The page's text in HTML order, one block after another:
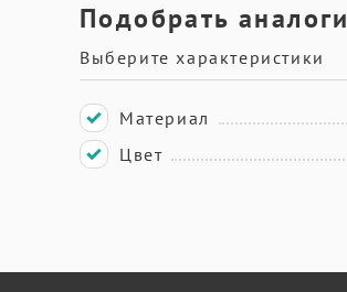
Подобрать аналоги
Выберите характеристики
Материал
Цвет